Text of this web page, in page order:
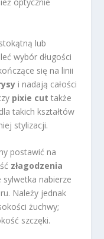
lub
wybór długości
się na linii
i nadają całości
pixie cut także
takich kształtów
stylizacji.
postawić na
złagodzenia
sylwetka nabierze
Należy jednak
żuchwy;
szczęki.